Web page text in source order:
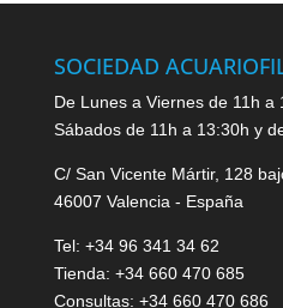
SOCIEDAD
De Lunes a Viernes de 11h
Sábados de 11h a 13:30h y
C/ San Vicente Mártir, 128
46007 Valencia - España
Tel: +34 96 341 34 62
Tienda: +34 660 470 685
Consultas: +34 660 470 686